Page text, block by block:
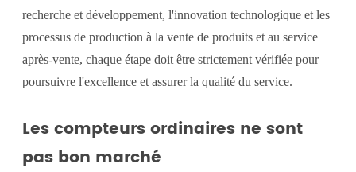
recherche et développement, l'innovation technologique et les
processus de production à la vente de produits et au service
après-vente, chaque étape doit être strictement vérifiée pour
poursuivre l'excellence et assurer la qualité du service.
Les compteurs ordinaires ne sont
pas bon marché